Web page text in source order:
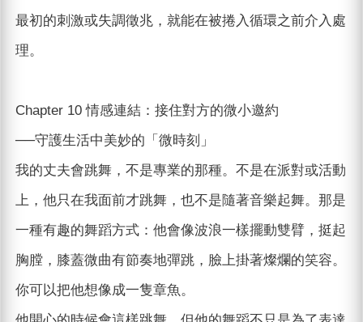
最初的刺激或失調徵兆，就能在被捲入循環之前介入處
理。
Chapter 10 情感連結：接住對方的微小邀約
──守護生活中美妙的「微時刻」
我的丈夫會跳舞，不是專業的那種。不是在派對或活動
上，他只在我面前才跳舞，也不是隨著音樂起舞。那是
一種有趣的舞蹈方式：他會像波浪一樣擺動雙臂，挺起
胸膛，膝蓋微曲有節奏地彈跳，臉上掛著燦爛的笑容。
你可以把他想像成一隻章魚。